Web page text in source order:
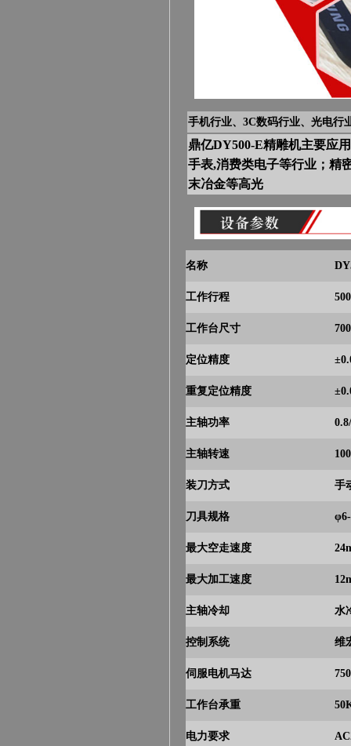
手机行业、3C数码行业、光电行
鼎亿DY500-E精雕机主要应
手表,消费类电子等行业；精
末冶金等高光
名称
工作行程
工作台尺寸
定位精度
重复定位精度
主轴功率
主轴转速
装刀方式 手
刀具规格
最大空走速度
最大加工速度
主轴冷却 水
控制系统 维
伺服电机马达
工作台承重
电力要求